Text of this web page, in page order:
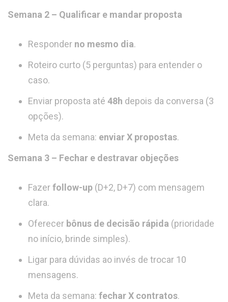
Semana 2 – Qualificar e mandar proposta
Responder no mesmo dia.
Roteiro curto (5 perguntas) para entender o
caso.
Enviar proposta até 48h depois da conversa (3
opções).
Meta da semana: enviar X propostas.
Semana 3 – Fechar e destravar objeções
Fazerfollow-up (D+2, D+7) com mensagem
clara.
Oferecer bônus de decisão rápida (prioridade
no início, brinde simples).
Ligar para dúvidas ao invés de trocar 10
mensagens.
Meta da semana: fechar X contratos.